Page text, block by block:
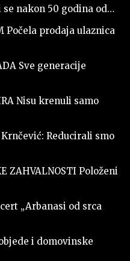
nakon 50 godina od…
Počela prodaja ulaznica
Sve generacije
Nisu krenuli samo
Krnčević: Reducirali smo
ZAHVALNOSTI Položeni
„Arbanasi od srca
i domovinske